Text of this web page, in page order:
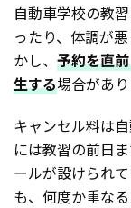
自動車学校の教
ったり、体調が
かし、 予約を直
生する場合があり
キャンセル料は
には教習の前日
ールが設けられ
も、何度か重な